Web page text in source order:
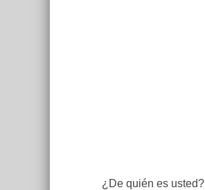
¿De quién es usted?